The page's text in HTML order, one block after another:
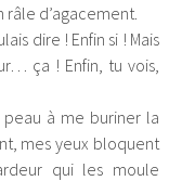
râle d’agacement.
dire ! Enfin si ! Mais
ça ! Enfin, tu vois,
à me buriner la
mes yeux bloquent
qui les moule